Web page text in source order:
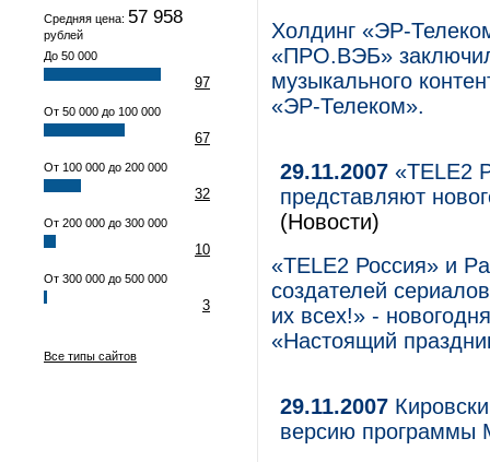
Средняя цена: 57 958
рублей
До 50 000
97
От 50 000 до 100 000
67
От 100 000 до 200 000
32
От 200 000 до 300 000
10
От 300 000 до 500 000
3
Все типы сайтов
Холдинг «ЭР-
«ПРО.ВЭБ»
музыкального
«ЭР-Телеком».
29.11.2007 «TELE2
представляют
(Новости)
«TELE2 Россия» и
создателей
их всех!» -
«Настоящий
29.11.2007
версию программы